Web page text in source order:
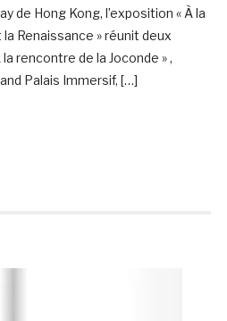
de Hong Kong, l’exposition « À la
Renaissance » réunit deux
rencontre de la Joconde » ,
Palais Immersif, […]